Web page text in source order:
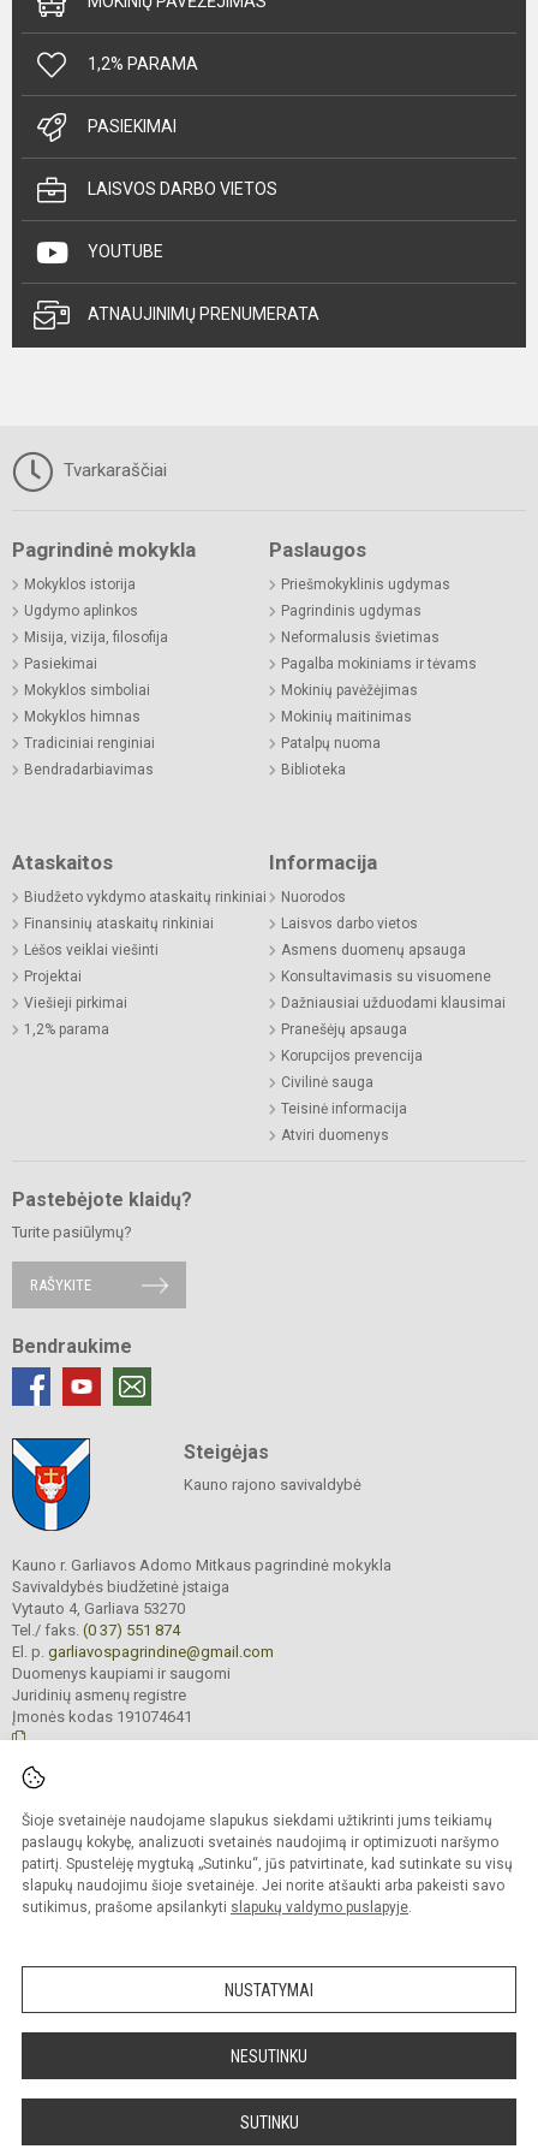
Šioje svetainėje naudojame slapukus siekdami užtikrinti jums teikiamų
paslaugų kokybę, analizuoti svetainės naudojimą ir optimizuoti naršymo
patirtį. Spustelėję mygtuką „Sutinku“, jūs patvirtinate, kad sutinkate su visų
slapukų naudojimu šioje svetainėje. Jei norite atšaukti arba pakeisti savo
sutikimus, prašome apsilankyti slapukų valdymo puslapyje.
NUSTATYMAI
NESUTINKU
SUTINKU
1,2% PARAMA
PASIEKIMAI
LAISVOS DARBO VIETOS
YOUTUBE
ATNAUJINIMŲ PRENUMERATA
Tvarkaraščiai
Pagrindinė mokykla
Mokyklos istorija
Ugdymo aplinkos
Misija, vizija, filosofija
Pasiekimai
Mokyklos simboliai
Mokyklos himnas
Tradiciniai renginiai
Bendradarbiavimas
Paslaugos
Priešmokyklinis ugdymas
Pagrindinis ugdymas
Neformalusis švietimas
Pagalba mokiniams ir tėvams
Mokinių pavėžėjimas
Mokinių maitinimas
Patalpų nuoma
Biblioteka
Ataskaitos
Biudžeto vykdymo ataskaitų rinkiniai
Finansinių ataskaitų rinkiniai
Lėšos veiklai viešinti
Projektai
Viešieji pirkimai
1,2% parama
Informacija
Nuorodos
Laisvos darbo vietos
Asmens duomenų apsauga
Konsultavimasis su visuomene
Dažniausiai užduodami klausimai
Pranešėjų apsauga
Korupcijos prevencija
Civilinė sauga
Teisinė informacija
Atviri duomenys
Pastebėjote klaidų?
Turite pasiūlymų?
RAŠYKITE
Bendraukime
Steigėjas
Kauno rajono savivaldybė
Kauno r. Garliavos Adomo Mitkaus pagrindinė mokykla
Savivaldybės biudžetinė įstaiga
Vytauto 4, Garliava 53270
Tel./ faks. (0 37) 551 874
El. p. garliavospagrindine@gmail.com
Duomenys kaupiami ir saugomi
Juridinių asmenų registre
Įmonės kodas 191074641
saugomos.
Kopijuoti turinį be raštiško įstaigos administracijos sutikimo griežtai draudžiama
Prieinamumo paraiška Slapukų valdymas
Sumanus būdas atnaujinti